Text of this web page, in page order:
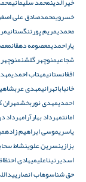
خسرویمحمدصادق علی
محمدیمریم پورتنگستانی
یاراحمدیمعصومه دهقان
شجاعیمنوچهر گلشن
افغانستانیمهتاب احمدی
خانباباتهرانیمهدی عربشاهی
احمدیمهدی نوربخشمهران
امانتمهرداد بهارآرامهرداد
یاسریموسی ابراهیم زاده
بزازینسرین علوینشاط
اسدیرنیناعلیمیهادی
حق شناسوهاب انصاری